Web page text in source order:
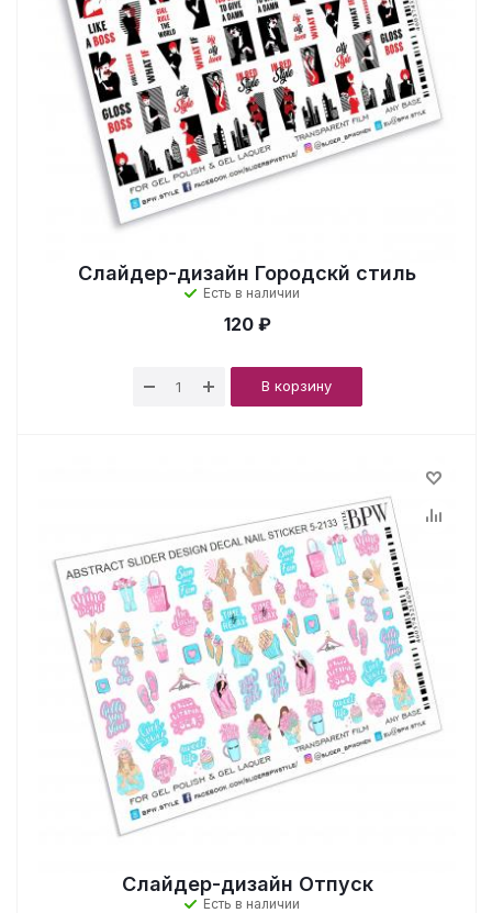
Слайдер-дизайн Городскй стиль
Есть в наличии
120 ₽
В корзину
Слайдер-дизайн Отпуск
Есть в наличии